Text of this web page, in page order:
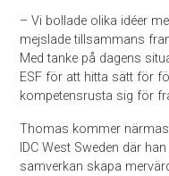
– Vi bollade olika idéer
mejslade tillsammans
Med tanke på dagens
ESF för att hitta sätt för
kompetensrusta sig för
Thomas kommer
IDC West Sweden där
samverkan skapa